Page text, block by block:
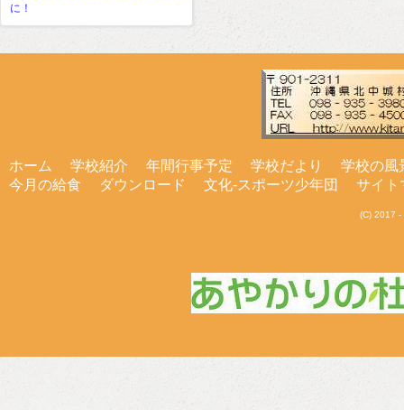
に！
ホーム 学校紹介 年間行事予定 学校だより
学校の風
今月の給食
ダウンロード 文化-スポーツ少年団 サイト
(C) 2017 -